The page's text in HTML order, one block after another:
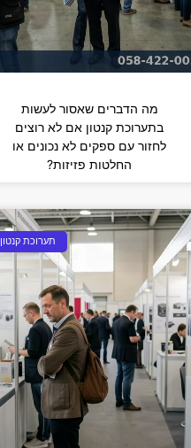
מה הדברים שאסור לעשות
בתערוכת קנטון אם לא רוצים
לחזור עם ספקים לא נכונים או
החלטות פזיזות?
תערוכת קנטון